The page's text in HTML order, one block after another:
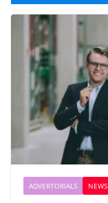
ADVERTORIALS NEWS